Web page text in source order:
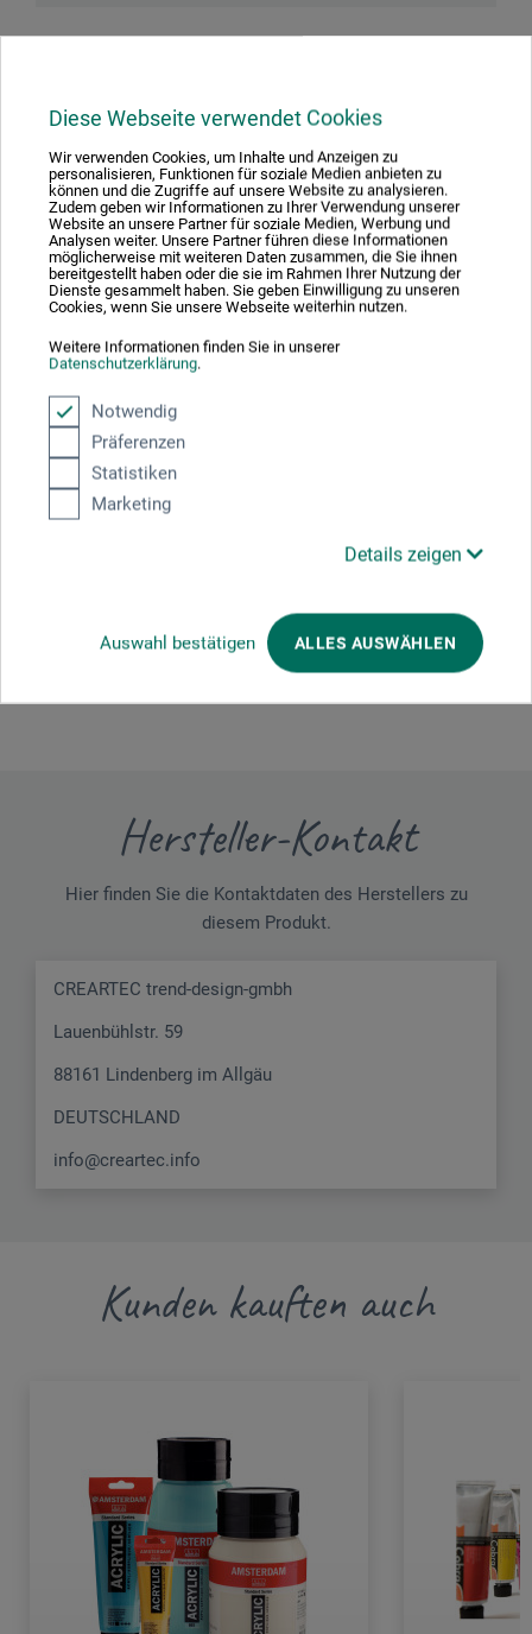
Diese Webseite verwendet Cookies
Wir verwenden Cookies, um Inhalte und Anzeigen zu
personalisieren, Funktionen für soziale Medien anbieten zu
können und die Zugriffe auf unsere Website zu analysieren.
Zudem geben wir Informationen zu Ihrer Verwendung unserer
Website an unsere Partner für soziale Medien, Werbung und
Analysen weiter. Unsere Partner führen diese Informationen
möglicherweise mit weiteren Daten zusammen, die Sie ihnen
bereitgestellt haben oder die sie im Rahmen Ihrer Nutzung der
Dienste gesammelt haben. Sie geben Einwilligung zu unseren
Cookies, wenn Sie unsere Webseite weiterhin nutzen.
Weitere Informationen finden Sie in unserer
Datenschutzerklärung.
Notwendig
Präferenzen
Statistiken
Marketing
Details zeigen
Auswahl bestätigen ALLES AUSWÄHLEN
Downloads
Hier finden Sie wichtige Dokumente und Dateien zu
diesem Produkt.
Sicherheitsdatenblatt
Produktbewertungen (0)
JETZT PRODUKT BEWERTEN
Hersteller-Kontakt
Hier finden Sie die Kontaktdaten des Herstellers zu
diesem Produkt.
CREARTEC trend-design-gmbh
Lauenbühlstr. 59
88161 Lindenberg im Allgäu
DEUTSCHLAND
info@creartec.info
Kunden kauften auch